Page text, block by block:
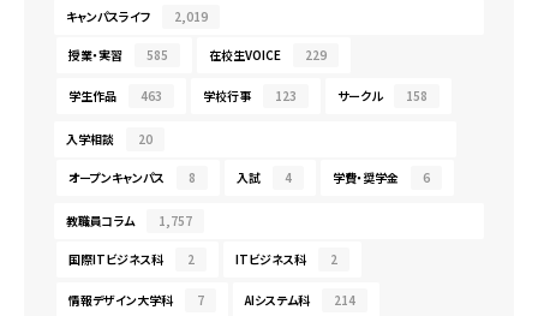
キャンパスライフ 2,019
授業・実習 585 在校生VOICE 229
学生作品 463 学校行事 123 サークル 158
入学相談 20
オープンキャンパス 8 入試 4 学費・奨学金 6
教職員コラム 1,757
国際ITビジネス科 2 ITビジネス科 2
情報デザイン大学科 7 AIシステム科 214